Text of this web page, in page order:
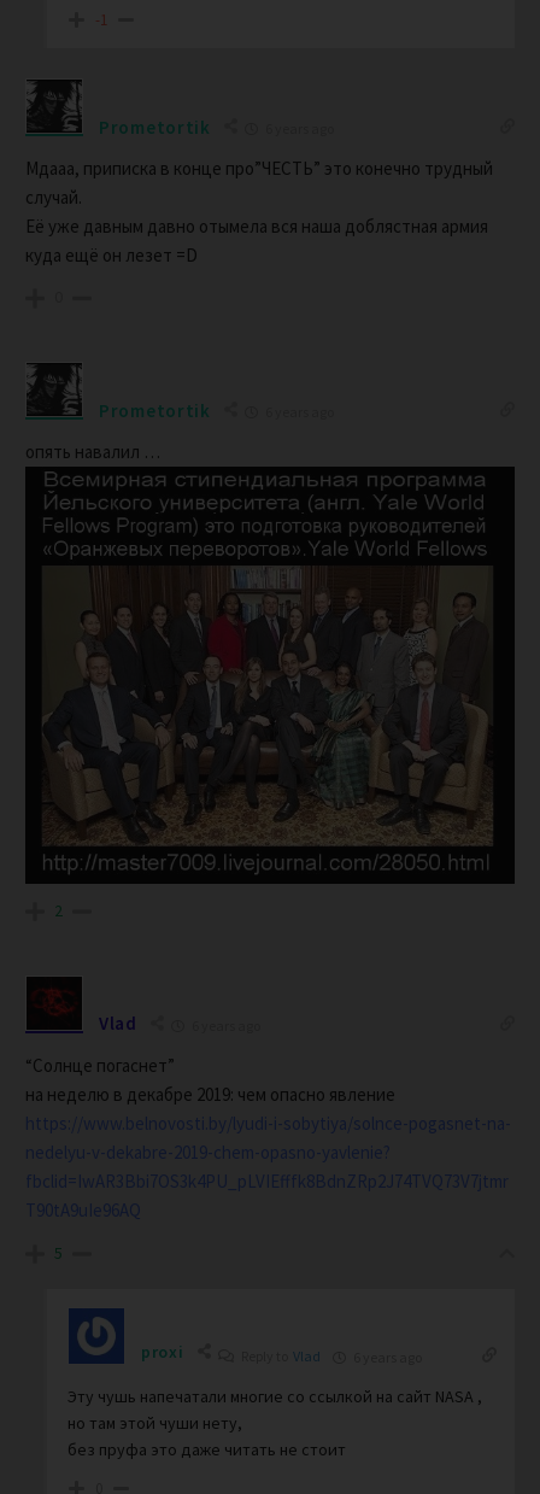
-1
Prometortik
Мдааа, приписка в конце про”ЧЕСТЬ” это конечно трудный
случай.
Её уже давным давно отымела вся наша доблястная армия
куда ещё он лезет =D
Prometortik
опять навалил …
2
Vlad
“Солнце погаснет”
на неделю в декабре 2019: чем опасно явление
https://www.belnovosti.by/lyudi-i-sobytiya/solnce-pogasnet-na-
nedelyu-v-dekabre-2019-chem-opasno-yavlenie?
fbclid=IwAR3Bbi7OS3k4PU_pLVIEfffk8BdnZRp2J74TVQ73V7jtmr
T90tA9uIe96AQ
5
proxi Vlad
Эту чушь напечатали многие со ссылкой на сайт NASA ,
но там этой чуши нету,
без пруфа это даже читать не стоит